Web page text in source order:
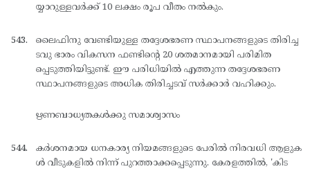
യ്യാറുള്ളവര്‍ക്ക് 10 ലക്ഷം രൂപ വീതം നല്‍കും.
ലൈഫിനു വേണ്ടിയുള്ള തദ്ദേശഭരണ സ്ഥാപനങ്ങളുടെ തിരിച്ച
ടവു ഭാരം വികസന ഫണ്ടിന്റെ 20 ശതമാനമായി പരിമിത
പ്പെടുത്തിയിട്ടുണ്ട്. ഈ പരിധിയില്‍ എത്തുന്ന തദ്ദേശഭരണ
സ്ഥാപനങ്ങളുടെ അധിക തിരിച്ചടവ് സര്‍ക്കാര്‍ വഹിക്കും.
ഋണബാധ്യതകള്‍ക്കു സമാശ്വാസം
കര്‍ശനമായ ധനകാര്യ നിയമങ്ങളുടെ പേരില്‍ നിരവധി ആളുക
ള്‍ വീടുകളില്‍ നിന്ന് പുറത്താക്കപ്പെടുന്നു. കേരളത്തില്‍, 'കിട